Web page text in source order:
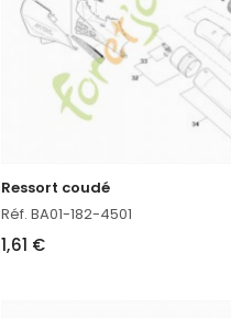
Ressort coudé
Réf. BA01-182-4501
1,61 €